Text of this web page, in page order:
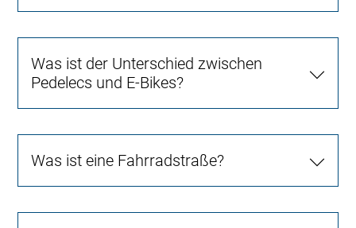
Was ist der Unterschied zwischen
Pedelecs und E-Bikes?
Was ist eine Fahrradstraße?